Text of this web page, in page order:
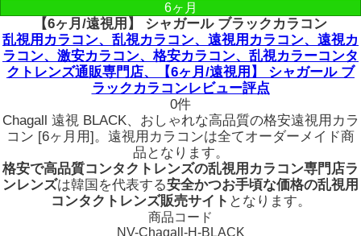
6ヶ月
【6ヶ月/遠視用】 シャガール ブラックカラコン
乱視用カラコン、乱視カラコン、遠視用カラコン、遠視カ
ラコン、激安カラコン、格安カラコン、乱視カラーコンタ
クトレンズ通販専門店、【6ヶ月/遠視用】 シャガール ブ
ラックカラコンレビュー評点
0件
Chagall 遠視 BLACK、おしゃれな高品質の格安遠視用カラ
コン [6ヶ月用]。遠視用カラコンは全てオーダーメイド商
品となります。
格安で高品質コンタクトレンズの乱視用カラコン専門店ラ
ンレンズは韓国を代表する安全かつお手頃な価格の乱視用
コンタクトレンズ販売サイト となります。
商品コード
NV-Chagall-H-BLACK